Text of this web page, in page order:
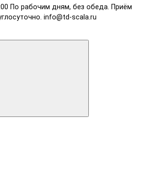
По рабочим дням, без обеда. Приём
info@td-scala.ru